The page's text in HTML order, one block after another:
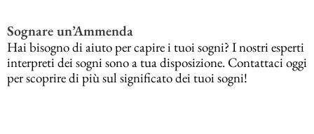
Sognare un’Ammenda
Hai bisogno di aiuto per capire i tuoi sogni? I nostri esperti
interpreti dei sogni sono a tua disposizione. Contattaci oggi
per scoprire di più sul significato dei tuoi sogni!